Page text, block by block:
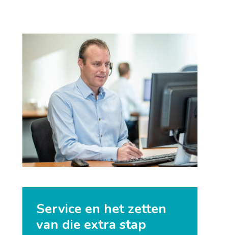
Service en het zetten
van die extra stap